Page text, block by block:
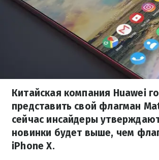
Китайская компания Huawei
представить свой флагман
сейчас инсайдеры
новинки будет выше, чем
iPhone X.